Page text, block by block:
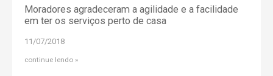
Moradores agradeceram a agilidade e a facilidade
em ter os serviços perto de casa
11/07/2018
continue lendo